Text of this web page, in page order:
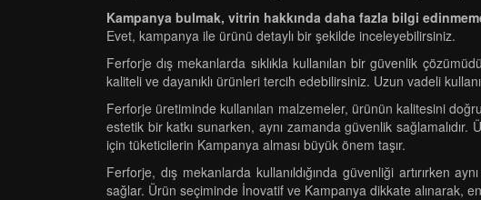
Kampanya bulmak, vitrin hakkında daha fazla bilgi
Evet, kampanya ile ürünü detaylı bir şekilde inceleyebilirsiniz.
Ferforje dış mekanlarda sıklıkla kullanılan bir güvenlik
kaliteli ve dayanıklı ürünleri tercih edebilirsiniz. Uzun vadeli
Ferforje üretiminde kullanılan malzemeler, ürünün kalitesini
estetik bir katkı sunarken, aynı zamanda güvenlik
için tüketicilerin Kampanya alması büyük önem taşır.
Ferforje, dış mekanlarda kullanıldığında güvenliği artırırken
sağlar. Ürün seçiminde İnovatif ve Kampanya dikkate alınarak,